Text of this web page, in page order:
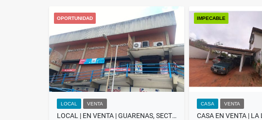
Alquiler
US$2,000
OPORTUNIDAD
LOCAL VENTA
LOCAL | EN VENTA | GUARENAS, SECTOR TRAPICHITO | BEZ-004-25
IMPECABLE
CASA VENTA